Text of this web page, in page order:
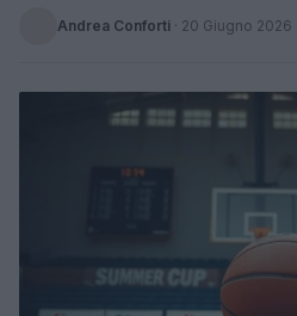
Andrea Conforti · 20 Giugno 2026